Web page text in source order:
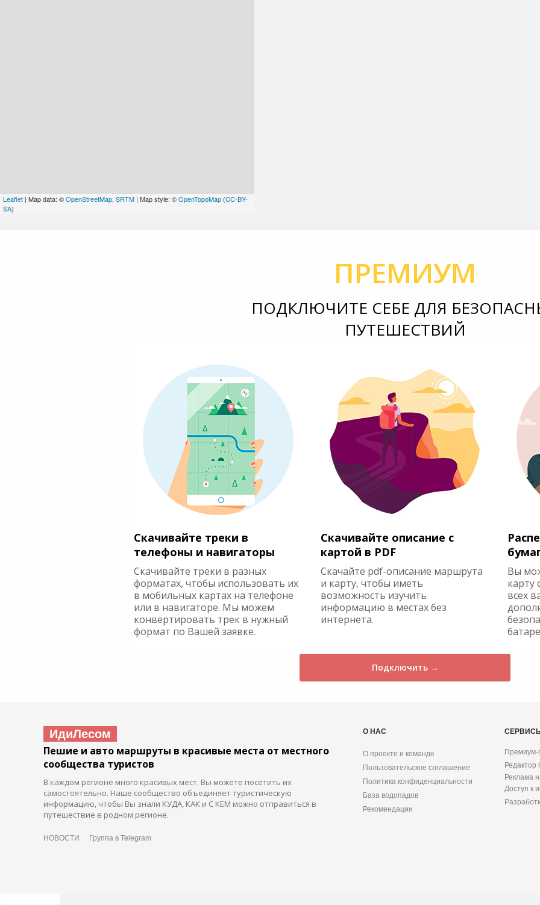
Leaflet | Map data: ©OpenStreetMap, SRTM | Map style: ©OpenTopoMap (CC-BY-
SA)
ПРЕМИУМ
ПОДКЛЮЧИТЕ СЕБЕ ДЛЯ
ПУТЕШЕСТВИЙ
Скачивайте треки в
телефоны и навигаторы
Скачивайте треки в разных
форматах, чтобы использовать их
в мобильных картах на телефоне
или в навигаторе. Мы можем
конвертировать трек в нужный
формат по Вашей заявке.
Скачивайте описание с
картой в PDF
Скачайте pdf-описание маршрута
и карту, чтобы иметь
возможность изучить
информацию в местах без
интернета.
Вы
карту
всех
Подключить →
ИдиЛесом
Пешие и авто маршруты в красивые места от местного
сообщества туристов
В каждом регионе много красивых мест. Вы можете посетить их
самостоятельно. Наше сообщество объединяет туристическую
информацию, чтобы Вы знали КУДА, КАК и С КЕМ можно отправиться в
путешествие в родном регионе.
НОВОСТИ Группа в Telegram
О НАС
О проекте и команде
Пользовательское соглашение
Политика конфиденциальности
База водопадов
Рекомендации
Премиум-
Редактор
Реклама
Доступ к